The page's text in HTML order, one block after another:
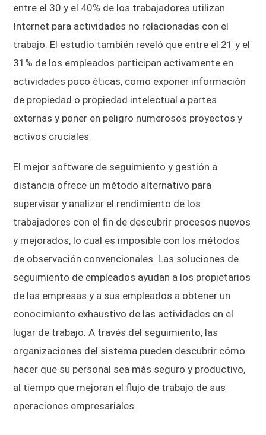
entre el 30 y el 40% de los trabajadores utilizan
Internet para actividades no relacionadas con el
trabajo. El estudio también reveló que entre el 21 y el
31% de los empleados participan activamente en
actividades poco éticas, como exponer información
de propiedad o propiedad intelectual a partes
externas y poner en peligro numerosos proyectos y
activos cruciales.
El mejor software de seguimiento y gestión a
distancia ofrece un método alternativo para
supervisar y analizar el rendimiento de los
trabajadores con el fin de descubrir procesos nuevos
y mejorados, lo cual es imposible con los métodos
de observación convencionales. Las soluciones de
seguimiento de empleados ayudan a los propietarios
de las empresas y a sus empleados a obtener un
conocimiento exhaustivo de las actividades en el
lugar de trabajo. A través del seguimiento, las
organizaciones del sistema pueden descubrir cómo
hacer que su personal sea más seguro y productivo,
al tiempo que mejoran el flujo de trabajo de sus
operaciones empresariales.